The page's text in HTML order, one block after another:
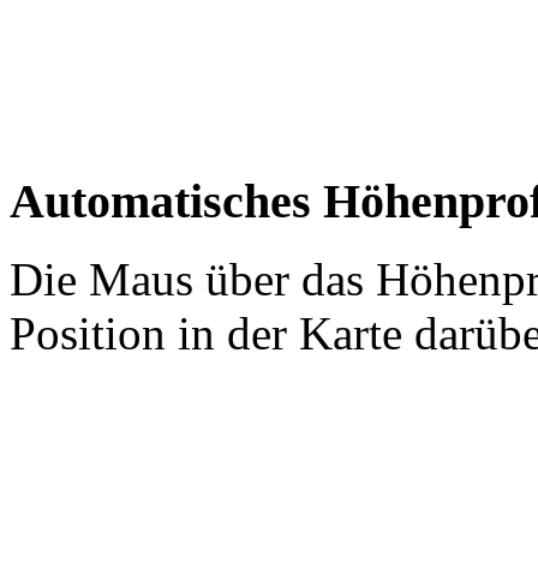
Automatisches
Die Maus über das
Position in der Karte